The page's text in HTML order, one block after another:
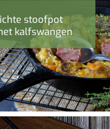
stoofpot
kalfswangen